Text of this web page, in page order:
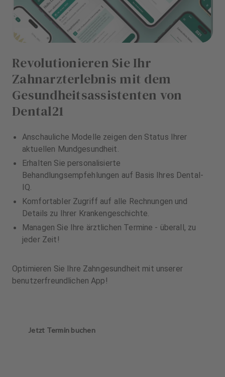
Revolutionieren Sie Ihr
Zahnarzterlebnis mit dem
Gesundheitsassistenten von
Dental21
Anschauliche Modelle zeigen den Status Ihrer
aktuellen Mundgesundheit.
Erhalten Sie personalisierte
Behandlungsempfehlungen auf Basis Ihres Dental-
IQ.
Komfortabler Zugriff auf alle Rechnungen und
Details zu Ihrer Krankengeschichte.
Managen Sie Ihre ärztlichen Termine - überall, zu
jeder Zeit!
Optimieren Sie Ihre Zahngesundheit mit unserer
benutzerfreundlichen App!
Jetzt Termin buchen